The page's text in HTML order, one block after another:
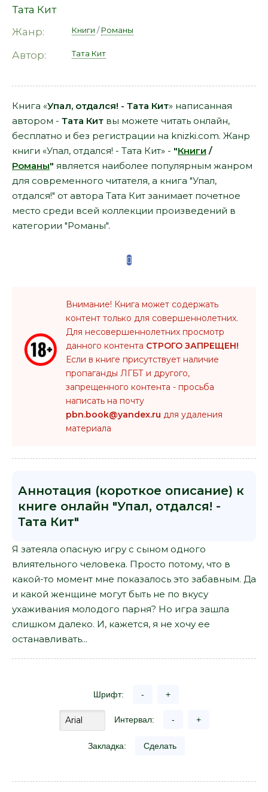
Тата Кит
Жанр:
Книги /Романы
Автор: Тата Кит
Книга «Упал, отдался! - Тата Кит» написанная
автором - Тата Кит вы можете читать онлайн,
бесплатно и без регистрации на knizki.com. Жанр
книги «Упал, отдался! - Тата Кит» - "Книги /
Романы" является наиболее популярным жанром
для современного читателя, а книга "Упал,
отдался!" от автора Тата Кит занимает почетное
место среди всей коллекции произведений в
категории "Романы".
Внимание! Книга может содержать
контент только для совершеннолетних.
Для несовершеннолетних просмотр
данного контента СТРОГО ЗАПРЕЩЕН!
Если в книге присутствует наличие
пропаганды ЛГБТ и другого,
запрещенного контента - просьба
написать на почту
pbn.book@yandex.ru для удаления
материала
Аннотация (короткое описание) к
книге онлайн "Упал, отдался! -
Тата Кит"
Я затеяла опасную игру с сыном одного
влиятельного человека. Просто потому, что в
какой-то момент мне показалось это забавным. Да
и какой женщине могут быть не по вкусу
ухаживания молодого парня? Но игра зашла
слишком далеко. И, кажется, я не хочу ее
останавливать...
Шрифт: - +
Интервал: - +
Закладка: Сделать